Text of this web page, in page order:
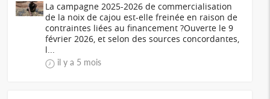
La campagne 2025-2026 de commercialisation
de la noix de cajou est-elle freinée en raison de
contraintes liées au financement ?Ouverte le 9
février 2026, et selon des sources concordantes,
l...
il y a 5 mois